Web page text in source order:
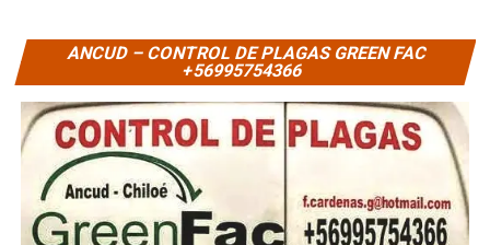
ANCUD – CONTROL DE PLAGAS GREEN FAC
+56995754366